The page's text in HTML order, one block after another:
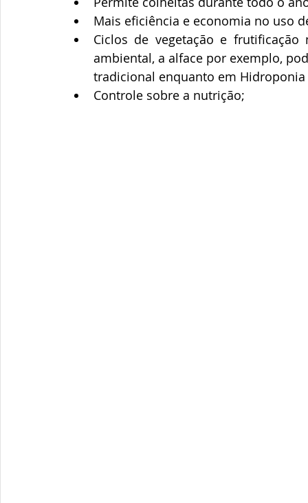
Mais eficiência e economia no uso
Ciclos de vegetação e
ambiental, a alface por exemplo,
tradicional enquanto em
Controle sobre a nutrição;